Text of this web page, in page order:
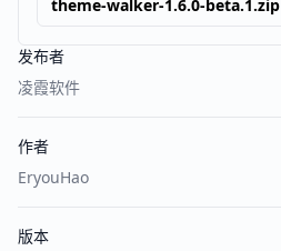
发布者
凌霞软件
作者
EryouHao
版本
theme-walker-1.6.0-beta.1.zip